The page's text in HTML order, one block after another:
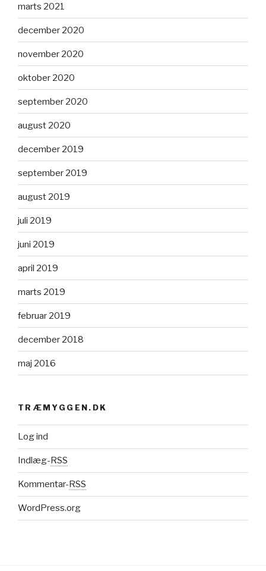
marts 2021
december 2020
november 2020
oktober 2020
september 2020
august 2020
december 2019
september 2019
august 2019
juli 2019
juni 2019
april 2019
marts 2019
februar 2019
december 2018
maj 2016
TRÆMYGGEN.DK
Log ind
Indlæg-RSS
Kommentar-RSS
WordPress.org